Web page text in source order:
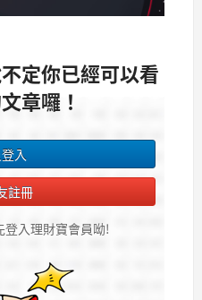
定你已經可以看
章囉！
入
註冊
入理財寶會員呦!